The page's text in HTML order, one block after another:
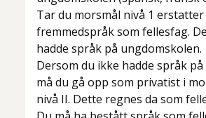
Tar du morsmål nivå 1
fremmedspråk som fellesfag.
hadde språk på ungdomskolen.
Dersom du ikke hadde språk
må du gå opp som privatist i
nivå II. Dette regnes da som